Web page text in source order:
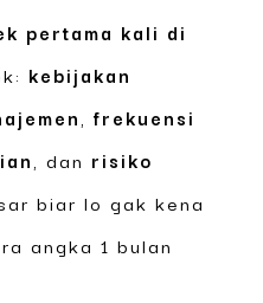
pertama kali di
kebijakan
frekuensi
, dan risiko
biar lo gak kena
angka 1 bulan